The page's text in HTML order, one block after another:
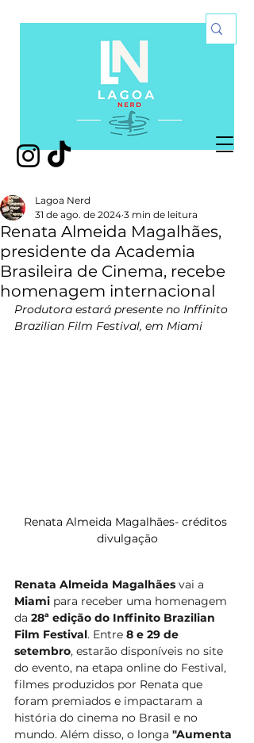
Renata Almeida Magalhães,
presidente da Academia
Brasileira de Cinema, recebe
homenagem internacional
Lagoa Nerd
31 de ago. de 2024 3 min de leitura
Produtora estará presente no Inffinito
Brazilian Film Festival, em Miami
Renata Almeida Magalhães- créditos
divulgação
Renata Almeida Magalhães vai a
Miami para receber uma homenagem
da 28ª edição do Inffinito Brazilian
Film Festival. Entre 8 e 29 de
setembro, estarão disponíveis no site
do evento, na etapa online do Festival,
filmes produzidos por Renata que
foram premiados e impactaram a
história do cinema no Brasil e no
mundo. Além disso, o longa "Aumenta